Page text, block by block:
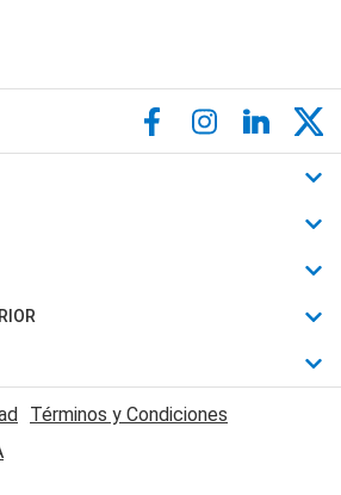
Términos y Condiciones